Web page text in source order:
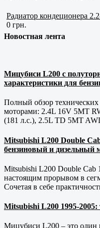
Радиатор кондеционера
0 грн.
Новостная лента
Мицубиси L200 с
характеристики для
Полный обзор
моторами: 2.4L 16V 5MT
(181 л.с.), 2.5L TD 5MT
Mitsubishi L200 Double
бензиновый и дизельный
Mitsubishi L200 Double Cab
настоящим прорывом в
Сочетая в себе
Mitsubishi L200 1995-2005:
Мицубиси L200 – это один